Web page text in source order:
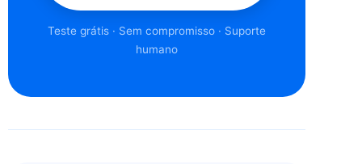
Teste grátis · Sem compromisso · Suporte
humano